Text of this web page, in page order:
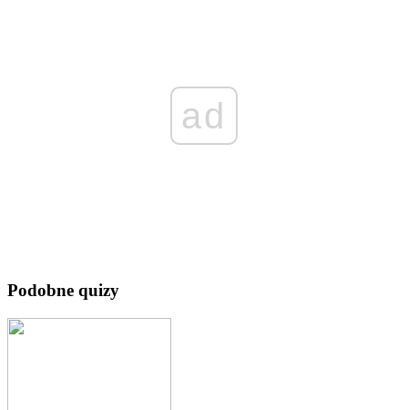
ad
Podobne quizy